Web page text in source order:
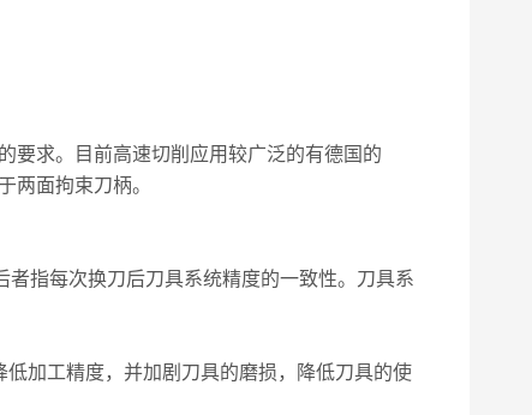
要求。目前高速切削应用较广泛的有德国的
两面拘束刀柄。
指每次换刀后刀具系统精度的一致性。刀具系
加工精度，并加剧刀具的磨损，降低刀具的使